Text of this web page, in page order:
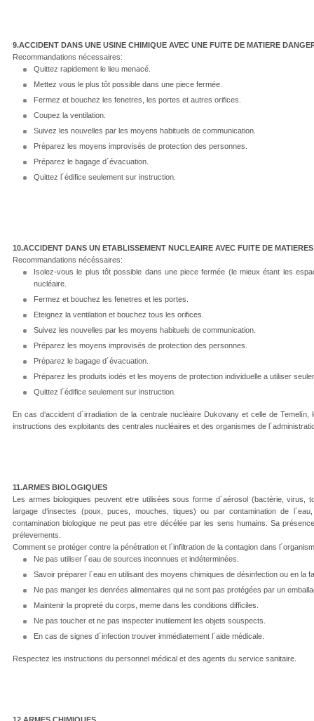
9.ACCIDENT DANS UNE USINE CHIMIQUE AVEC UNE FUITE DE MATIERE
Recommandations nécessaires:
Quittez rapidement le lieu menacé.
Mettez vous le plus tôt possible dans une piece fermée.
Fermez et bouchez les fenetres, les portes et autres orifices.
Coupez la ventilation.
Suivez les nouvelles par les moyens habituels de communication.
Préparez les moyens improvisés de protection des personnes.
Préparez le bagage d´évacuation.
Quittez l´édifice seulement sur instruction.
10.ACCIDENT DANS UN ETABLISSEMENT NUCLEAIRE AVEC FUITE DE
Recommandations nécéssaires:
Isolez-vous le plus tôt possible dans une piece fermée (le mieux étant les
nucléaire.
Fermez et bouchez les fenetres et les portes.
Eteignez la ventilation et bouchez tous les orifices.
Suivez les nouvelles par les moyens habituels de communication.
Préparez les moyens improvisés de protection des personnes.
Préparez le bagage d´évacuation.
Préparez les produits iodés et les moyens de protection individuelle a utiliser
Quittez l´édifice seulement sur instruction.
En cas d‘accident d´irradiation de la centrale nucléaire Dukovany et celle de
instructions des exploitants des centrales nucléaires et des organismes de
11.ARMES BIOLOGIQUES
Les armes biologiques peuvent etre utilisées sous forme d´aérosol (bactérie, virus,
largage d‘insectes (poux, puces, mouches, tiques) ou par contamination de
contamination biologique ne peut pas etre décélée par les sens humains. Sa
prélevements.
Comment se protéger contre la pénétration et l´infiltration de la contagion dans
Ne pas utiliser l´eau de sources inconnues et indéterminées.
Savoir préparer l´eau en utilisant des moyens chimiques de désinfection ou en la
Ne pas manger les denrées alimentaires qui ne sont pas protégées par un
Maintenir la propreté du corps, meme dans les conditions difficiles.
Ne pas toucher et ne pas inspecter inutilement les objets souspects.
En cas de signes d´infection trouver immédiatement l´aide médicale.
Respectez les instructions du personnel médical et des agents du service sanitaire.
12.ARMES CHIMIQUES